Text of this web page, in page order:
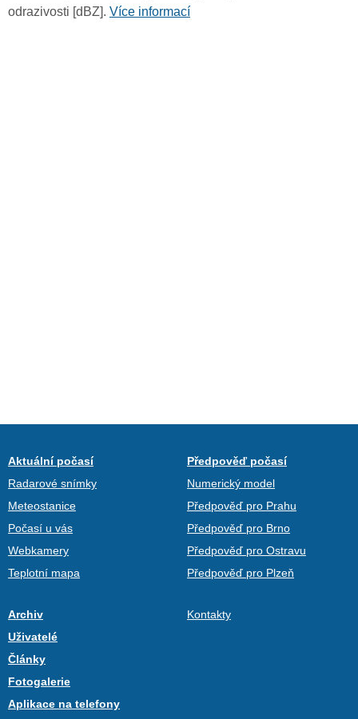
odrazivosti [dBZ]. Více informací
Aktuální počasí
Radarové snímky
Meteostanice
Počasí u vás
Webkamery
Teplotní mapa
Předpověď počasí
Numerický model
Předpověď pro Prahu
Předpověď pro Brno
Předpověď pro Ostravu
Předpověď pro Plzeň
Archiv
Uživatelé
Články
Fotogalerie
Aplikace na telefony
Kontakty